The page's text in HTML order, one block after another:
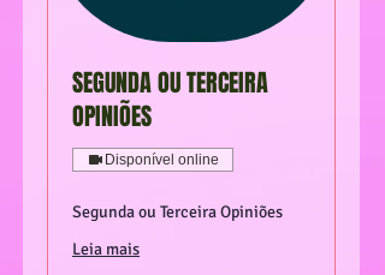
SEGUNDA OU TERCEIRA
OPINIÕES
Disponível online
Segunda ou Terceira Opiniões
Leia mais